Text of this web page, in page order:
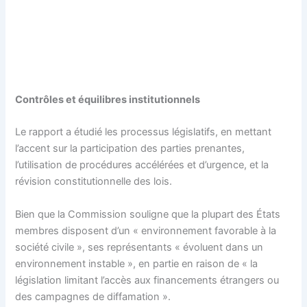
Contrôles et équilibres institutionnels
Le rapport a étudié les processus législatifs, en mettant
l’accent sur la participation des parties prenantes,
l’utilisation de procédures accélérées et d’urgence, et la
révision constitutionnelle des lois.
Bien que la Commission souligne que la plupart des États
membres disposent d’un « environnement favorable à la
société civile », ses représentants « évoluent dans un
environnement instable », en partie en raison de « la
législation limitant l’accès aux financements étrangers ou
des campagnes de diffamation ».